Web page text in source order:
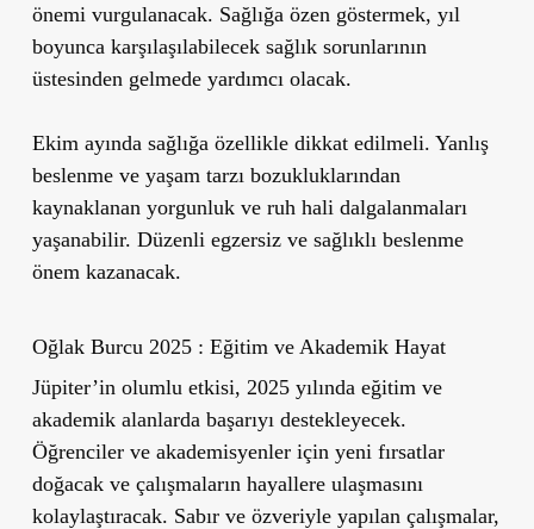
önemi vurgulanacak. Sağlığa özen göstermek, yıl
boyunca karşılaşılabilecek sağlık sorunlarının
üstesinden gelmede yardımcı olacak.
Ekim ayında sağlığa özellikle dikkat edilmeli. Yanlış
beslenme ve yaşam tarzı bozukluklarından
kaynaklanan yorgunluk ve ruh hali dalgalanmaları
yaşanabilir. Düzenli egzersiz ve sağlıklı beslenme
önem kazanacak.
Oğlak Burcu 2025 : Eğitim ve Akademik Hayat
Jüpiter’in olumlu etkisi, 2025 yılında eğitim ve
akademik alanlarda başarıyı destekleyecek.
Öğrenciler ve akademisyenler için yeni fırsatlar
doğacak ve çalışmaların hayallere ulaşmasını
kolaylaştıracak. Sabır ve özveriyle yapılan çalışmalar,